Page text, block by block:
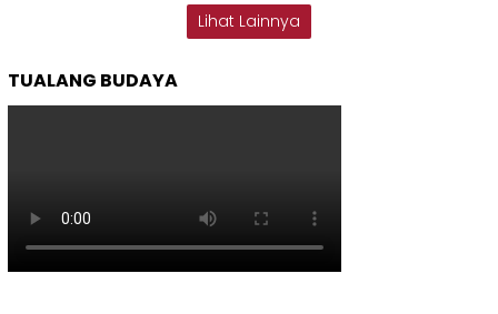
Lihat Lainnya
TUALANG BUDAYA